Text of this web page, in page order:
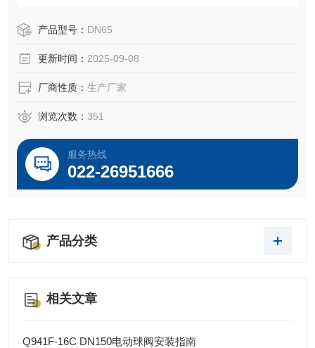
z（订货时需说明）
3、相对湿度:不大于95%（25℃时）
产品型号： DN65
更新时间： 2025-09-08
厂商性质： 生产厂家
浏览次数： 351
服务热线
022-26951666
产品分类
相关文章
Q941F-16C DN150电动球阀安装指南